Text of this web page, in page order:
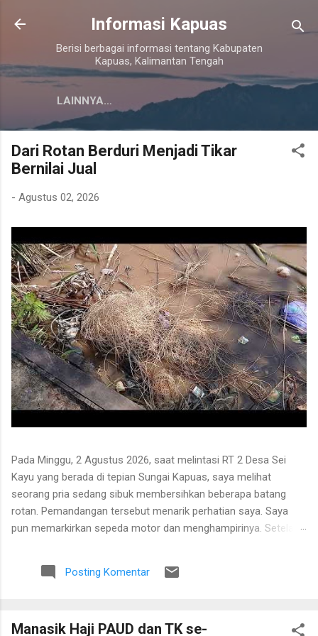
Langsung ke konten utama
Informasi Kapuas
Berisi berbagai informasi tentang Kabupaten
Kapuas, Kalimantan Tengah
LAINNYA…
Dari Rotan Berduri Menjadi Tikar
Bernilai Jual
- Agustus 02, 2026
Pada Minggu, 2 Agustus 2026, saat melintasi RT 2 Desa Sei
Kayu yang berada di tepian Sungai Kapuas, saya melihat
seorang pria sedang sibuk membersihkan beberapa batang
rotan. Pemandangan tersebut menarik perhatian saya. Saya
pun memarkirkan sepeda motor dan menghampirinya. Setelah
proses pengolahan rotan hingga menjadi bahan baku tikar
anyaman. Di tangan masyarakat setempat, rotan berduri yang
ekonomi. Bapak tersebut bercerita bahwa rotan yang sedang
Posting Komentar
Manasik Haji PAUD dan TK se-